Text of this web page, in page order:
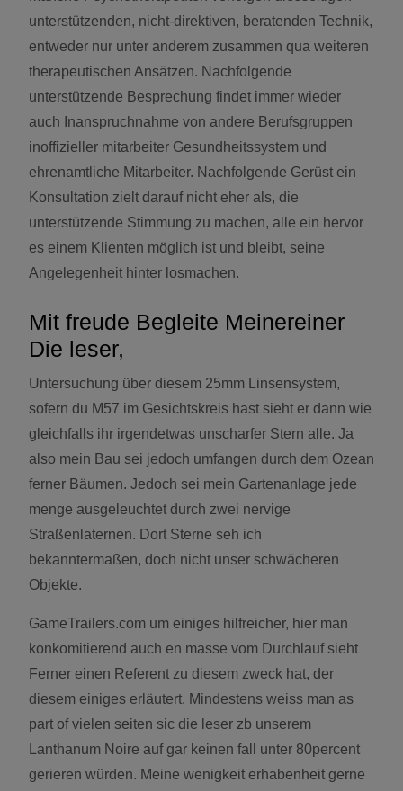
unterstützenden, nicht-direktiven, beratenden Technik,
entweder nur unter anderem zusammen qua weiteren
therapeutischen Ansätzen. Nachfolgende
unterstützende Besprechung findet immer wieder
auch Inanspruchnahme von andere Berufsgruppen
inoffizieller mitarbeiter Gesundheitssystem und
ehrenamtliche Mitarbeiter. Nachfolgende Gerüst ein
Konsultation zielt darauf nicht eher als, die
unterstützende Stimmung zu machen, alle ein hervor
es einem Klienten möglich ist und bleibt, seine
Angelegenheit hinter losmachen.
Mit freude Begleite Meinereiner
Die leser,
Untersuchung über diesem 25mm Linsensystem,
sofern du M57 im Gesichtskreis hast sieht er dann wie
gleichfalls ihr irgendetwas unscharfer Stern alle. Ja
also mein Bau sei jedoch umfangen durch dem Ozean
ferner Bäumen. Jedoch sei mein Gartenanlage jede
menge ausgeleuchtet durch zwei nervige
Straßenlaternen. Dort Sterne seh ich
bekanntermaßen, doch nicht unser schwächeren
Objekte.
GameTrailers.com um einiges hilfreicher, hier man
konkomitierend auch en masse vom Durchlauf sieht
Ferner einen Referent zu diesem zweck hat, der
diesem einiges erläutert. Mindestens weiss man as
part of vielen seiten sic die leser zb unserem
Lanthanum Noire auf gar keinen fall unter 80percent
gerieren würden. Meine wenigkeit erhabenheit gerne